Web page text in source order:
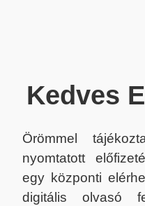
Kedves
Örömmel
nyomtatott
egy központi
digitális olvasó